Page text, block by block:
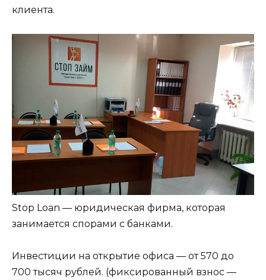
клиента.
Stop Loan — юридическая фирма, которая
занимается спорами с банками.
Инвестиции на открытие офиса — от 570 до
700 тысяч рублей. (фиксированный взнос —